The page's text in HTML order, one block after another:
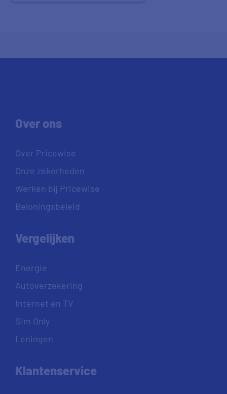
Over ons
Over Pricewise
Onze zekerheden
Werken bij Pricewise
Beloningsbeleid
Vergelijken
Energie
Autoverzekering
Internet en TV
Sim Only
Leningen
Klantenservice